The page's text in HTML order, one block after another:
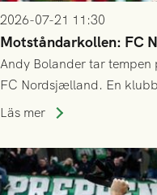
2026-07-21 11:30
Motståndarkollen: FC
Andy Bolander tar tempen
FC Nordsjælland. En
publiksnitt, ett lag med
Läs mer